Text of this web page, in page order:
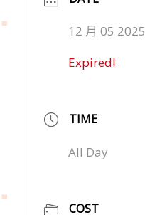
12 月 05 2025
Expired!
TIME
All Day
COST